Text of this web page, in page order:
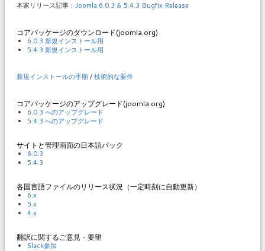
本家リリース記事： Joomla 6.0.3 & 5.4.3 Bugfix Release
コアパッケージのダウンロード(joomla.org)
6.0.3 新規インストール用
5.4.3 新規インストール用
新規インストールの手順/技術的な要件
コアパッケージのアップグレード(joomla.org)
6.0.3 へのアップグレード
5.4.3 へのアップグレード
サイトと管理画面の日本語パック
6.0.3
5.4.3
各国言語ファイルのリリース状況（一定時刻に自動更新）
6.x
5.x
4.x
翻訳に関するご意見・要望
Slack参加